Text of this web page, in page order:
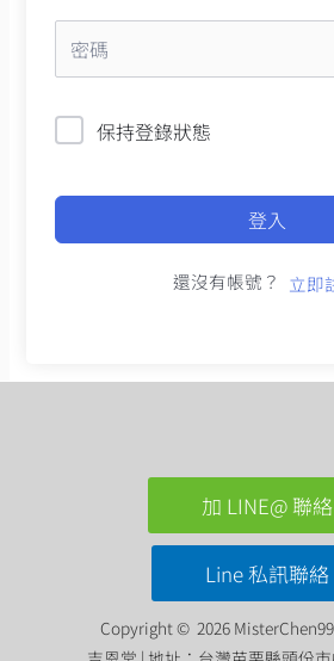
保持登錄狀態
登入
還沒有帳號？ 立即
加 LINE@ 聯絡
Line 私訊聯絡
Copyright © 2026